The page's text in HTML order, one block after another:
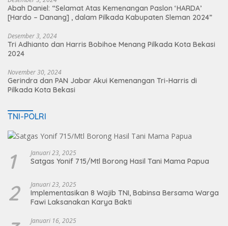
Abah Daniel: “Selamat Atas Kemenangan Paslon ‘HARDA’
[Hardo – Danang] , dalam Pilkada Kabupaten Sleman 2024”
Desember 3, 2024
Tri Adhianto dan Harris Bobihoe Menang Pilkada Kota Bekasi
2024
November 30, 2024
Gerindra dan PAN Jabar Akui Kemenangan Tri-Harris di
Pilkada Kota Bekasi
TNI-POLRI
1 Januari 23, 2025
Satgas Yonif 715/Mtl Borong Hasil Tani Mama Papua
2 Januari 23, 2025
Implementasikan 8 Wajib TNI, Babinsa Bersama Warga
Fawi Laksanakan Karya Bakti
Januari 16, 2025